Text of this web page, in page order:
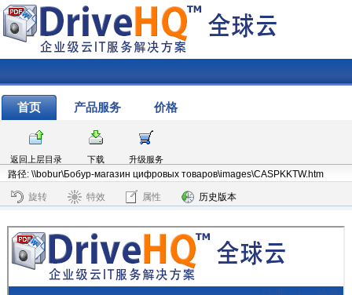
首页 产品服务 价格
返回上层目录 下载
升级服务
路径: \\bobur\Бобур-магазин цифровых товаров\images\CASPKKTW.htm
旋转 特效 属性 历史版本